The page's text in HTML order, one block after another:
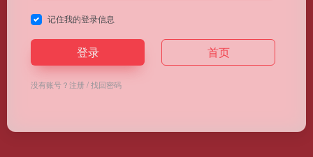
记住我的登录信息
登录 首页
没有账号？注册/找回密码